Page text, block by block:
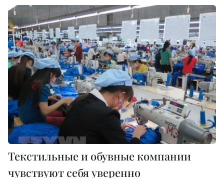
Текстильные и обувные компании
чувствуют себя уверенно